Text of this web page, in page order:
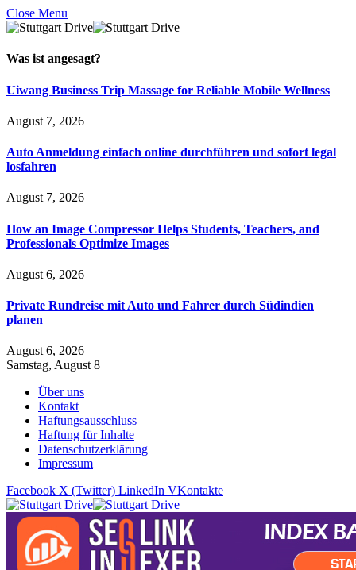
Close Menu
Was ist angesagt?
Uiwang Business Trip Massage for Reliable Mobile Wellness
August 7, 2026
Auto Anmeldung einfach online durchführen und sofort legal
losfahren
August 7, 2026
How an Image Compressor Helps Students, Teachers, and
Professionals Optimize Images
August 6, 2026
Private Rundreise mit Auto und Fahrer durch Südindien
planen
August 6, 2026
Samstag, August 8
Über uns
Kontakt
Haftungsausschluss
Haftung für Inhalte
Datenschutzerklärung
Impressum
Facebook X (Twitter) LinkedIn VKontakte